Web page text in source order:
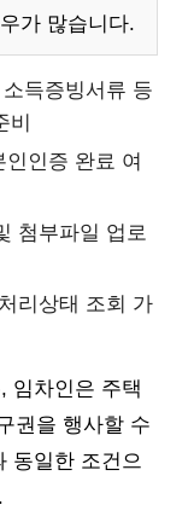
가 많습니다.
득증빙서류 등
비
인인증 완료 여
첨부파일 업로
리상태 조회 가
임차인은 주택
권을 행사할 수
동일한 조건으